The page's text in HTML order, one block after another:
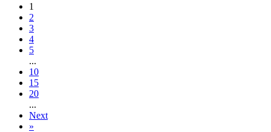
1
2
3
4
5
...
10
15
20
...
Next
»